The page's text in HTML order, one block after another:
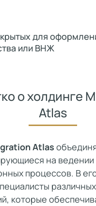
для
или ВНЖ
о холдинге
Atlas
Atlas
на ведении
процессов. В
различных
которые